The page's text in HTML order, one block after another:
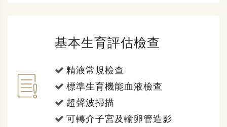
基本生育評估檢查
精液常規檢查
標準生育機能血液檢查
超聲波掃描
可轉介子宮及輸卵管造影